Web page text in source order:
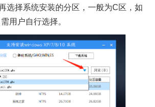
选择系统安装的分区，一般为C区，如
用户自行选择。